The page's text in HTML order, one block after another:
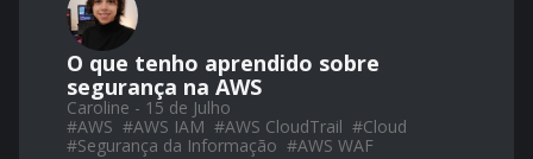
O que tenho aprendido sobre
segurança na AWS
Caroline - 15 de Julho
#AWS #AWS IAM #AWS CloudTrail #Cloud
#Segurança da Informação #AWS WAF